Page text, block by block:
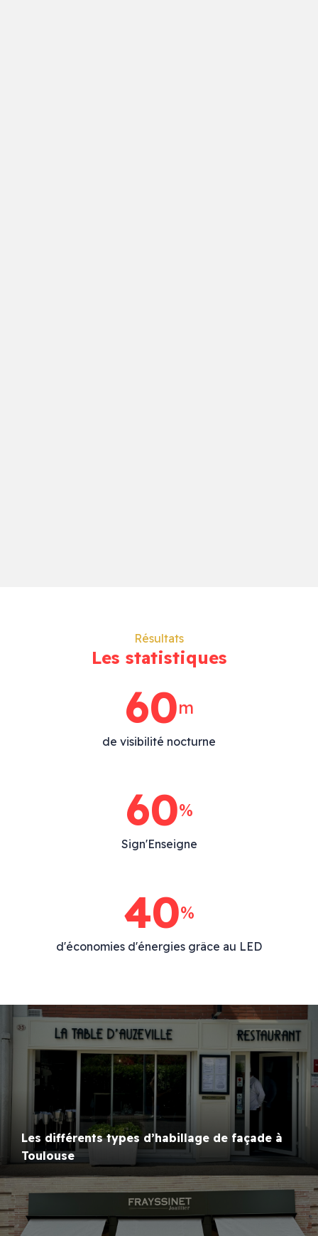
Résultats
Les statistiques
76m
de visibilité nocturne
76%
Sign'Enseigne
40%
d'économies d'énergies grâce au LED
Les différents types d’habillage de façade à
Toulouse